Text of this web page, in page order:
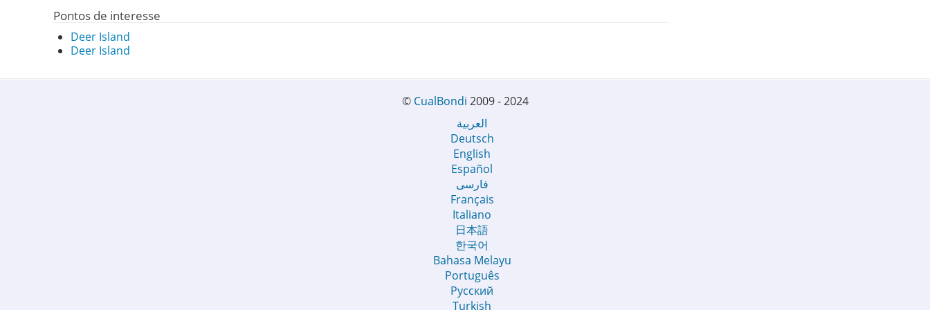
Pontos de interesse
Deer Island
Deer Island
© CualBondi 2009 - 2024
العربية
Deutsch
English
Español
فارسی
Français
Italiano
日本語
한국어
Bahasa Melayu
Português
Русский
Turkish